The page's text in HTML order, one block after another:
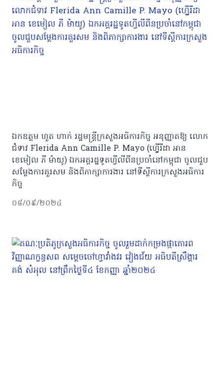
ឯកឧត្តម ហួត ហាក់ រដ្ឋមន្ត្រីក្រសួងអធិការកិច្ច អនុញ្ញាតឱ្យ លោក
ជំទាវ Flerida Ann Camille P. Mayo (ហ្វ្លើរីដា អាន
ខេមៀល ភី ម៉ាយូ) ឯកអគ្គរដ្ឋទូតហ្វីលីពីនប្រចាំនៅកម្ពុជា ចូលជួប
សម្តែងការគួរសម និងពិភាក្សាការងារ នៅទីស្តីការក្រសួងអធិការ
កិច្ច
០៨/០៩/២០២៤